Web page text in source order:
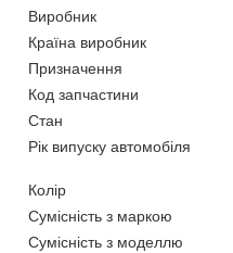
Виробник
Країна виробник
Призначення
Код запчастини
Стан
Рік випуску автомобіля
Колір
Сумісність з маркою
Сумісність з моделлю